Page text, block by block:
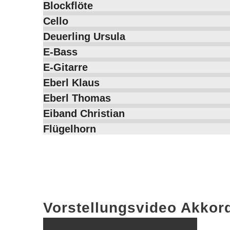
Blockflöte
Cello
Deuerling Ursula
E-Bass
E-Gitarre
Eberl Klaus
Eberl Thomas
Eiband Christian
Flügelhorn
Vorstellungsvideo